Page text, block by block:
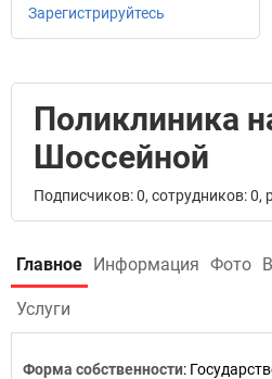
Зарегистрируйтесь
Поликлиника
Шоссейной
Подписчиков: 0, сотрудников: 0,
Главное Информация Фото
Услуги
Форма собственности: